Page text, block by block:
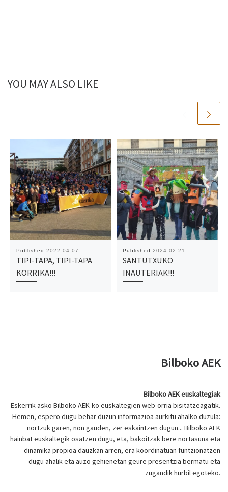
YOU MAY ALSO LIKE
Published 2022-04-07
TIPI-TAPA, TIPI-TAPA
KORRIKA!!!
Published 2024-02-21
SANTUTXUKO
INAUTERIAK!!!
Bilboko AEK
Bilboko AEK euskaltegiak
Eskerrik asko Bilboko AEK-ko euskaltegien web-orria bisitatzeagatik.
Hemen, espero dugu behar duzun informazioa aurkitu ahalko duzula:
nortzuk garen, non gauden, zer eskaintzen dugun... Bilboko AEK
hainbat euskaltegik osatzen dugu, eta, bakoitzak bere nortasuna eta
dinamika propioa dauzkan arren, era koordinatuan funtzionatzen
dugu ahalik eta auzo gehienetan geure presentzia bermatu eta
zugandik hurbil egoteko.